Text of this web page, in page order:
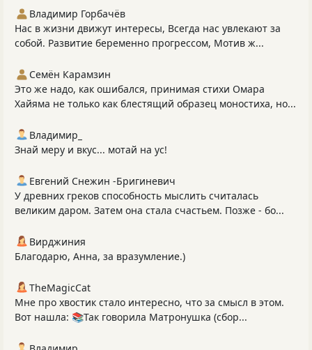
Владимир Горбачёв
Нас в жизни движут интересы, Всегда нас увлекают за
собой. Развитие беременно прогрессом, Мотив ж...
Семён Карамзин
Это же надо, как ошибался, принимая стихи Омара
Хайяма не только как блестящий образец моностиха, но...
Владимир_
Знай меру и вкус... мотай на ус!
Евгений Снежин -Бригиневич
У древних греков способность мыслить считалась
великим даром. Затем она стала счастьем. Позже - бо...
Вирджиния
Благодарю, Анна, за вразумление.)
TheMagicCat
Мне про хвостик стало интересно, что за смысл в этом.
Вот нашла: 📚Так говорила Матронушка (сбор...